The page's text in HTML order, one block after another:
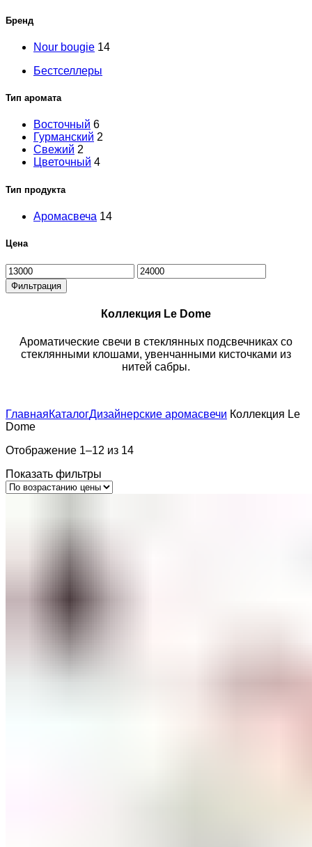
Бренд
Nour bougie 14
Бестселлеры
Тип аромата
Восточный 6
Гурманский 2
Свежий 2
Цветочный 4
Тип продукта
Аромасвеча 14
Цена
Минимальная
цена
Максимальная
цена
Фильтрация
Коллекция Le Dome
Ароматические свечи в стеклянных подсвечниках со
стеклянными клошами, увенчанными кисточками из
нитей сабры.
ГлавнаяКаталогДизайнерские аромасвечи Коллекция Le
Dome
Отображение 1–12 из 14
Показать фильтры